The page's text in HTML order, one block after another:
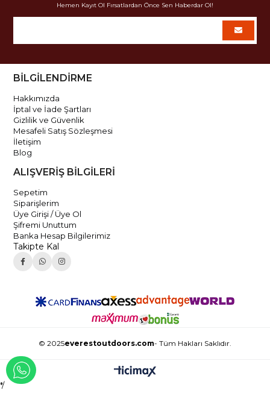
Hemen Kayıt Ol Fırsatlardan Önce Sen Haberdar Ol!
BİLGİLENDİRME
Hakkımızda
İptal ve İade Şartları
Gizlilik ve Güvenlik
Mesafeli Satış Sözleşmesi
İletişim
Blog
ALIŞVERİŞ BİLGİLERİ
Sepetim
Siparişlerim
Üye Girişi / Üye Ol
Şifremi Unuttum
Banka Hesap Bilgilerimiz
Takipte Kal
© 2025everestoutdoors.com- Tüm Hakları Saklıdır.
*/
WHATSAPP İLE İLETİŞİME GEÇ